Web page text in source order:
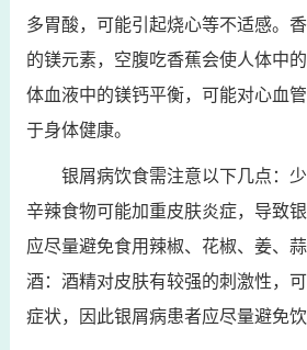
多胃酸，可能引起烧心等不适感。
的镁元素，空腹吃香蕉会使人体中
体血液中的镁钙平衡，可能对心血
于身体健康。
银屑病饮食需注意以下几点：
辛辣食物可能加重皮肤炎症，导致
应尽量避免食用辣椒、花椒、姜、
酒：酒精对皮肤有较强的刺激性，
症状，因此银屑病患者应尽量避免饮